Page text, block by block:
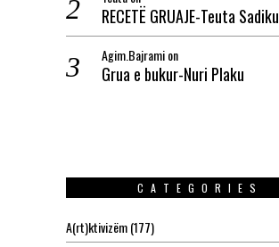
RECETË GRUAJE-Teuta Sadiku
Agim.Bajramion
Grua e bukur-Nuri Plaku
CATEGORIES
A(rt)ktivizëm(177)